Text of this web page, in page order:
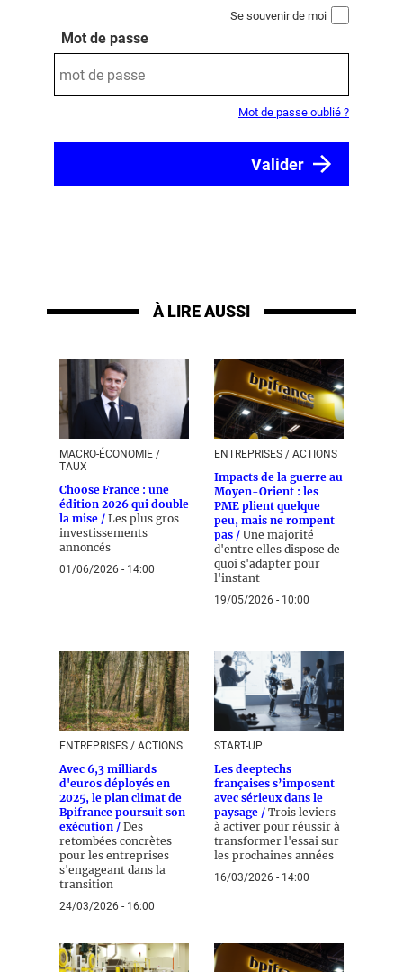
Se souvenir de moi
Mot de passe
Mot de passe oublié ?
À LIRE AUSSI
MACRO-ÉCONOMIE /
TAUX
Choose France : une
édition 2026 qui double
la mise / Les plus gros
investissements
annoncés
01/06/2026 - 14:00
ENTREPRISES / ACTIONS
Impacts de la guerre au
Moyen-Orient : les
PME plient quelque
peu, mais ne rompent
pas / Une majorité
d'entre elles dispose de
quoi s'adapter pour
l'instant
19/05/2026 - 10:00
ENTREPRISES / ACTIONS
Avec 6,3 milliards
d'euros déployés en
2025, le plan climat de
Bpifrance poursuit son
exécution / Des
retombées concrètes
pour les entreprises
s'engageant dans la
transition
24/03/2026 - 16:00
START-UP
Les deeptechs
françaises s’imposent
avec sérieux dans le
paysage / Trois leviers
à activer pour réussir à
transformer l'essai sur
les prochaines années
16/03/2026 - 14:00